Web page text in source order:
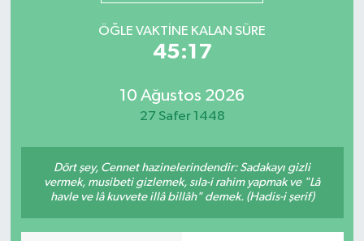
ÖĞLE VAKTINE KALAN SÜRE
45:17
10 Ağustos 2026
27 Safer 1448
Dört şey, Cennet hazinelerindendir: Sadakayı gizli
vermek, musibeti gizlemek, sıla-i rahim yapmak ve "Lâ
havle ve lâ kuvvete illâ billâh" demek. (Hadis-i şerif)
Son Dakika Haberleri